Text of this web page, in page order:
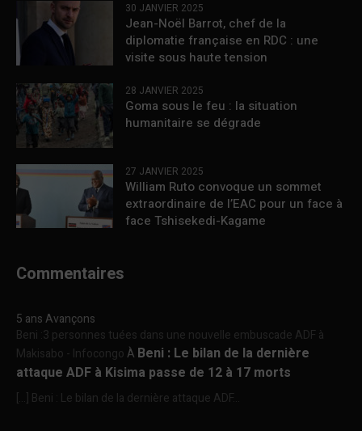
30 JANVIER 2025
Jean-Noël Barrot, chef de la
diplomatie française en RDC : une
visite sous haute tension
28 JANVIER 2025
Goma sous le feu : la situation
humanitaire se dégrade
27 JANVIER 2025
William Ruto convoque un sommet
extraordinaire de l’EAC pour un face à
face Tshisekedi-Kagame
Commentaires
5 ans Avançons
Beni :3 personnes tuées dans une nouvelle embuscade ADF à
Makisabo - InfocongoÀ Beni : Le bilan de la dernière
attaque ADF à Kisima passe de 12 à 17 morts
[…] Beni : Le bilan de la dernière attaque ADF...